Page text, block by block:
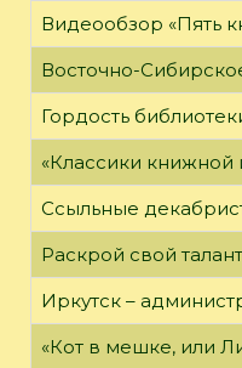
Видеообзор «Пять
Восточно-
Гордость
«Классики
Ссыльные
Раскрой свой
Иркутск –
«Кот в мешке, или